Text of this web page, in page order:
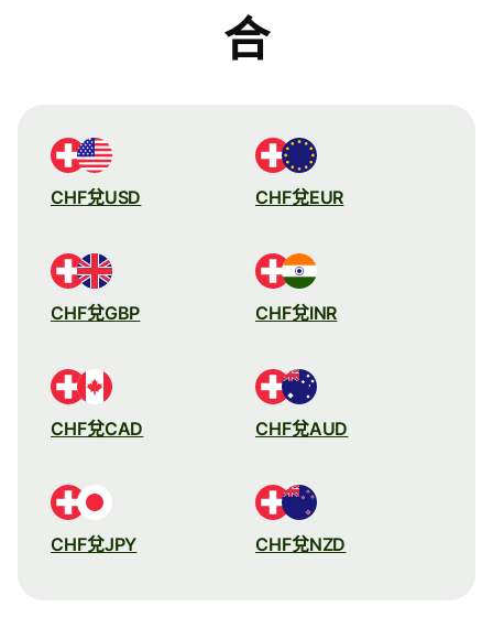
合
CHF兌USD CHF兌EUR
CHF兌GBP CHF兌INR
CHF兌CAD CHF兌AUD
CHF兌JPY CHF兌NZD